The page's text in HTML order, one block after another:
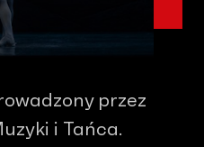
przez
i Tańca.